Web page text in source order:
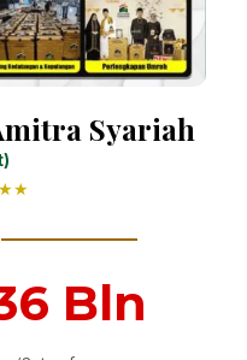
Syariah
Bln